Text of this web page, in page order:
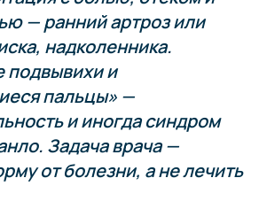
— ранний артроз или
надколенника.
подвывихи и
пальцы» —
и иногда синдром
Задача врача —
от болезни, а не лечить